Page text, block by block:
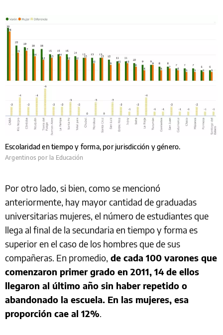
Escolaridad en tiempo y forma, por jurisdicción y género.
Argentinos por la Educación
Por otro lado, si bien, como se mencionó
anteriormente, hay mayor cantidad de graduadas
universitarias mujeres, el número de estudiantes que
llega al final de la secundaria en tiempo y forma es
superior en el caso de los hombres que de sus
compañeras. En promedio, de cada 100 varones que
comenzaron primer grado en 2011, 14 de ellos
llegaron al último año sin haber repetido o
abandonado la escuela. En las mujeres, esa
proporción cae al 12%.